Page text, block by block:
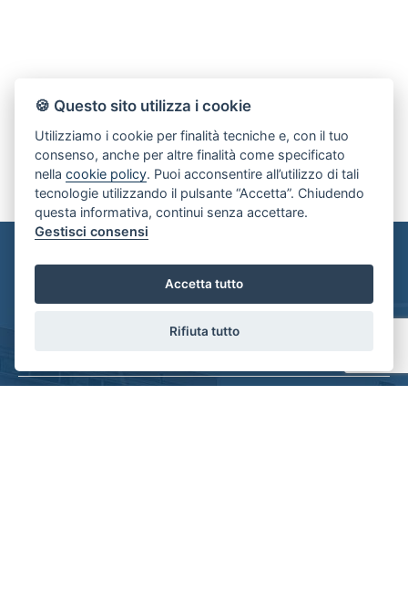
🍪 Questo sito utilizza i cookie
Utilizziamo i cookie per finalità tecniche e, con il tuo
consenso, anche per altre finalità come specificato
nellacookie policy. Puoi acconsentire all’utilizzo di tali
tecnologie utilizzando il pulsante “Accetta”. Chiudendo
questa informativa, continui senza accettare.
Gestisci consensi
Accetta tutto
Rifiuta tutto